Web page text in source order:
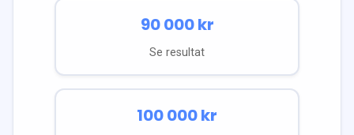
90 000kr
Se resultat
100 000kr